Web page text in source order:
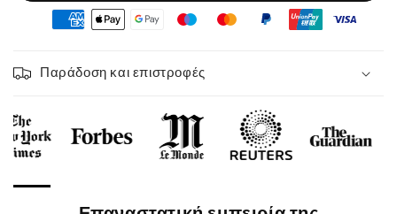
Παράδοση και επιστροφές